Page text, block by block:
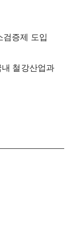
검증제 도입
내 철강산업과